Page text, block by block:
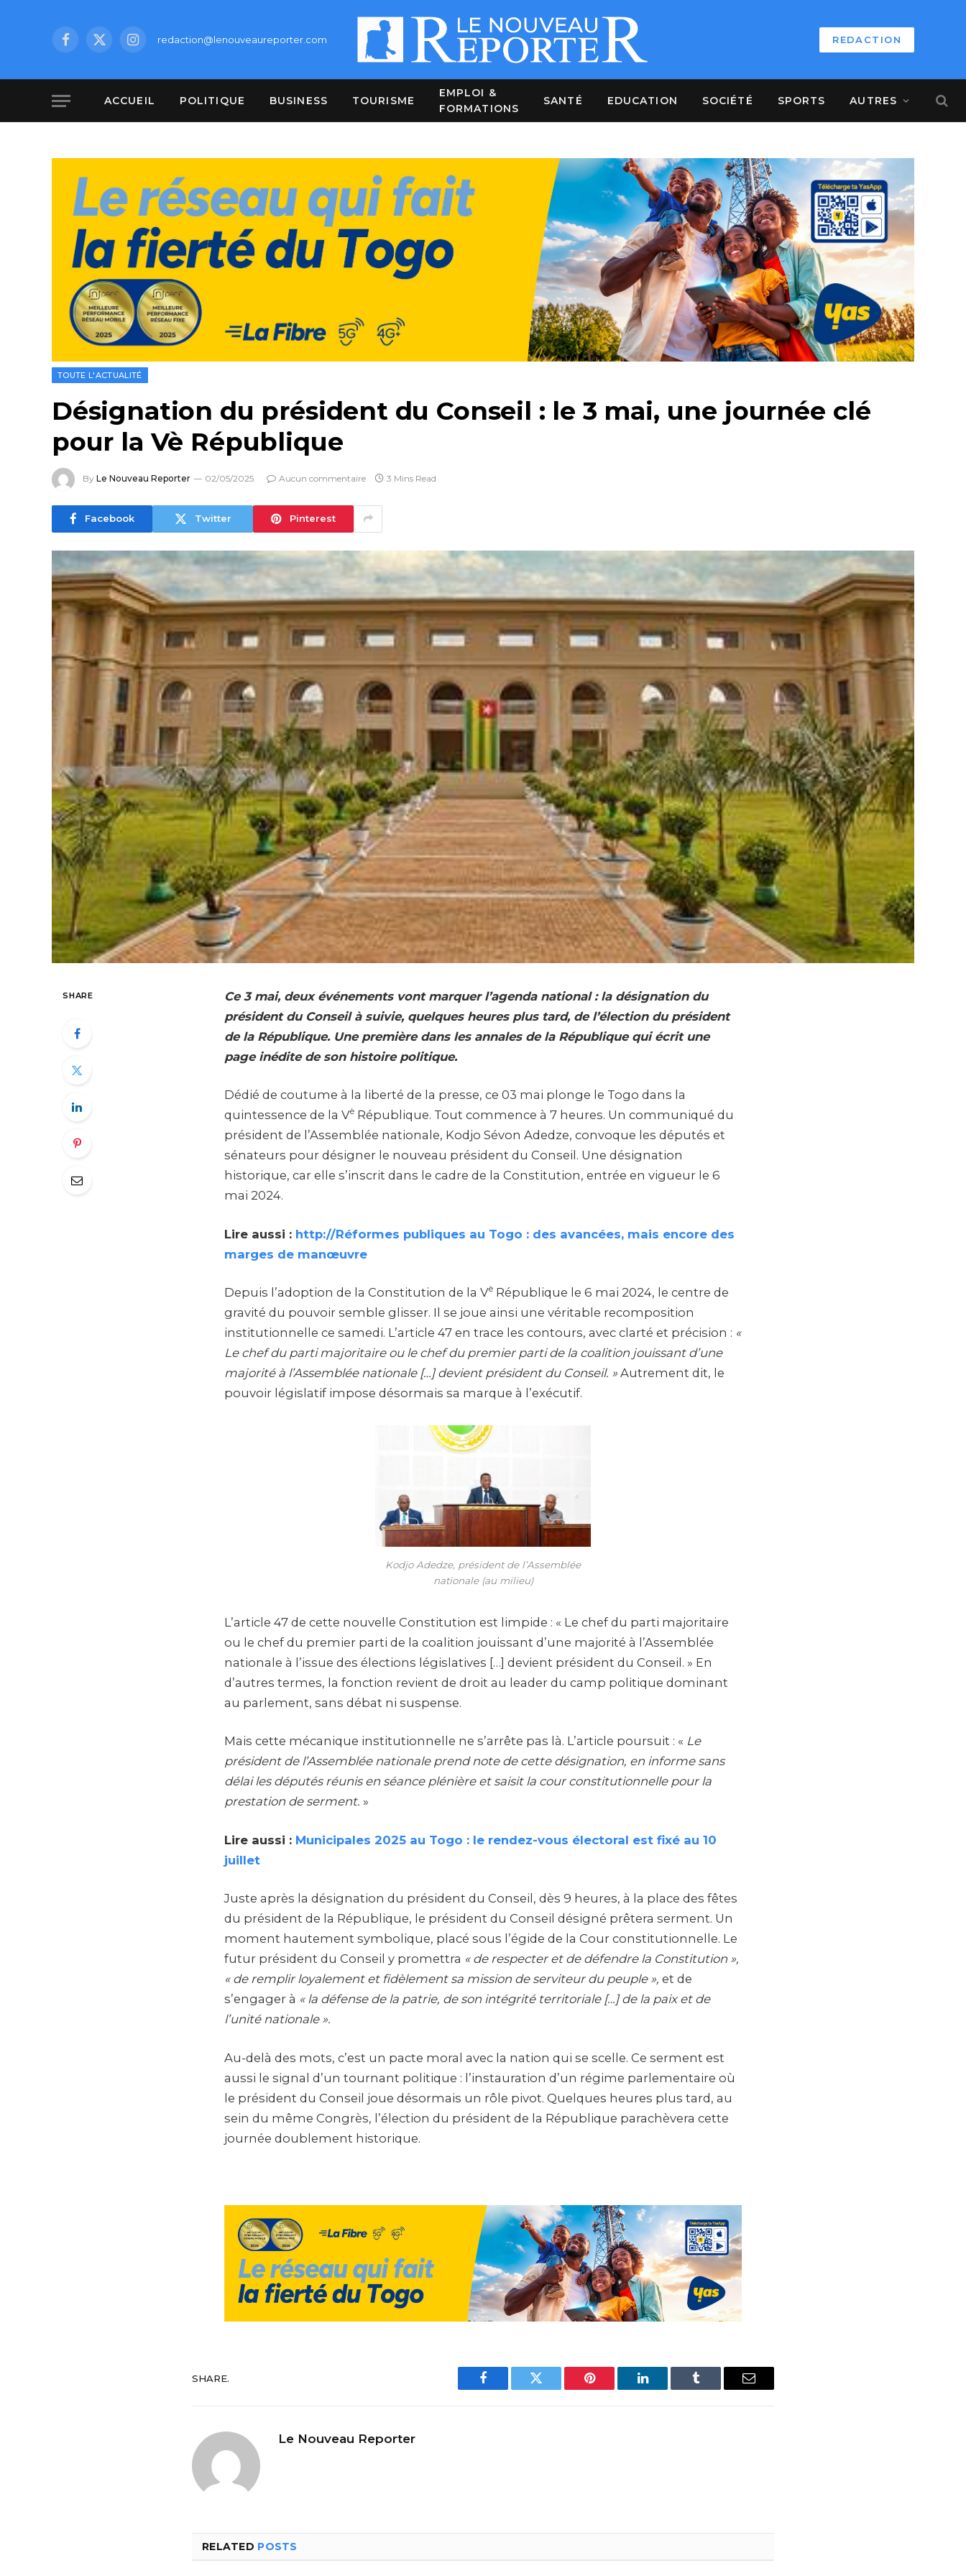
Facebook
X
Instagramredaction@lenouveaureporter.com REDACTION
ACCUEIL POLITIQUE BUSINESS TOURISME
EMPLOI &
FORMATIONS
SANTÉ EDUCATION SOCIÉTÉ SPORTS AUTRES
TOUTE L'ACTUALITÉ
Désignation du président du Conseil : le 3 mai, une journée clé
pour la Vè République
By Le Nouveau Reporter 02/05/2025 Aucun commentaire 3 Mins Read
Facebook Twitter Pinterest
SHARE
Ce 3 mai, deux événements vont marquer l’agenda national : la désignation du
président du Conseil à suivie, quelques heures plus tard, de l’élection du président
de la République. Une première dans les annales de la République qui écrit une
page inédite de son histoire politique.
Dédié de coutume à la liberté de la presse, ce 03 mai plonge le Togo dans la
quintessence de la Vè République. Tout commence à 7 heures. Un communiqué du
président de l’Assemblée nationale, Kodjo Sévon Adedze, convoque les députés et
sénateurs pour désigner le nouveau président du Conseil. Une désignation
historique, car elle s’inscrit dans le cadre de la Constitution, entrée en vigueur le 6
mai 2024.
Lire aussi : http://Réformes publiques au Togo : des avancées, mais encore des
marges de manœuvre
Depuis l’adoption de la Constitution de la Vè République le 6 mai 2024, le centre de
gravité du pouvoir semble glisser. Il se joue ainsi une véritable recomposition
institutionnelle ce samedi. L’article 47 en trace les contours, avec clarté et précision : «
Le chef du parti majoritaire ou le chef du premier parti de la coalition jouissant d’une
majorité à l’Assemblée nationale […] devient président du Conseil. » Autrement dit, le
pouvoir législatif impose désormais sa marque à l’exécutif.
Kodjo Adedze, président de l’Assemblée
nationale (au milieu)
L’article 47 de cette nouvelle Constitution est limpide : « Le chef du parti majoritaire
ou le chef du premier parti de la coalition jouissant d’une majorité à l’Assemblée
nationale à l’issue des élections législatives […] devient président du Conseil. » En
d’autres termes, la fonction revient de droit au leader du camp politique dominant
au parlement, sans débat ni suspense.
Mais cette mécanique institutionnelle ne s’arrête pas là. L’article poursuit : « Le
président de l’Assemblée nationale prend note de cette désignation, en informe sans
délai les députés réunis en séance plénière et saisit la cour constitutionnelle pour la
prestation de serment. »
Lire aussi : Municipales 2025 au Togo : le rendez-vous électoral est fixé au 10
juillet
Juste après la désignation du président du Conseil, dès 9 heures, à la place des fêtes
du président de la République, le président du Conseil désigné prêtera serment. Un
moment hautement symbolique, placé sous l’égide de la Cour constitutionnelle. Le
futur président du Conseil y promettra « de respecter et de défendre la Constitution »,
« de remplir loyalement et fidèlement sa mission de serviteur du peuple », et de
s’engager à « la défense de la patrie, de son intégrité territoriale […] de la paix et de
l’unité nationale ».
Au-delà des mots, c’est un pacte moral avec la nation qui se scelle. Ce serment est
aussi le signal d’un tournant politique : l’instauration d’un régime parlementaire où
le président du Conseil joue désormais un rôle pivot. Quelques heures plus tard, au
sein du même Congrès, l’élection du président de la République parachèvera cette
journée doublement historique.
SHARE.
Facebook Twitter Pinterest LinkedIn Tumblr Email
Le Nouveau Reporter
RELATED POSTS